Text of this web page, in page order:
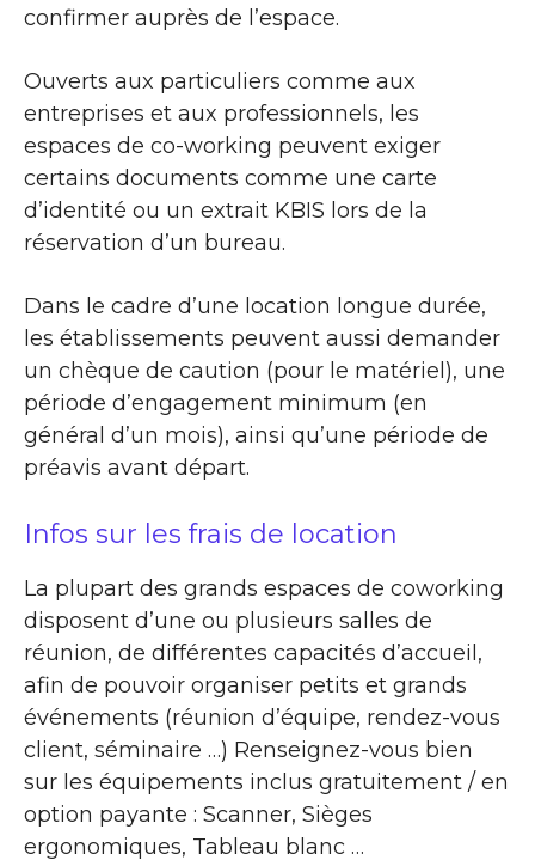
confirmer auprès de l’espace.
Ouverts aux particuliers comme aux
entreprises et aux professionnels, les
espaces de co-working peuvent exiger
certains documents comme une carte
d’identité ou un extrait KBIS lors de la
réservation d’un bureau.
Dans le cadre d’une location longue durée,
les établissements peuvent aussi demander
un chèque de caution (pour le matériel), une
période d’engagement minimum (en
général d’un mois), ainsi qu’une période de
préavis avant départ.
Infos sur les frais de location
La plupart des grands espaces de coworking
disposent d’une ou plusieurs salles de
réunion, de différentes capacités d’accueil,
afin de pouvoir organiser petits et grands
événements (réunion d’équipe, rendez-vous
client, séminaire …) Renseignez-vous bien
sur les équipements inclus gratuitement / en
option payante : Scanner, Sièges
ergonomiques, Tableau blanc …